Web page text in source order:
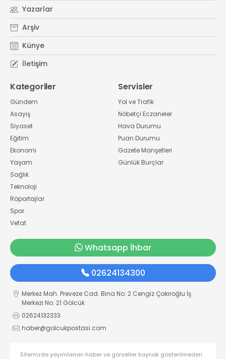
Yazarlar
Arşiv
Künye
İletişim
Kategoriler
Gündem
Asayiş
Siyaset
Eğitim
Ekonomi
Yaşam
Sağlık
Teknoloji
Röportajlar
Spor
Vefat
Servisler
Yol ve Trafik
Nöbetçi Eczaneler
Hava Durumu
Puan Durumu
Gazete Manşetleri
Günlük Burçlar
Whatsapp İhbar
02624134300
Merkez Mah. Preveze Cad. Bina No: 2 Cengiz Çakıroğlu İş
Merkezi No: 21 Gölcük
02624132333
haber@golcukpostasi.com
Sitemizde yayımlanan haber ve görseller kaynak gösterilmeden